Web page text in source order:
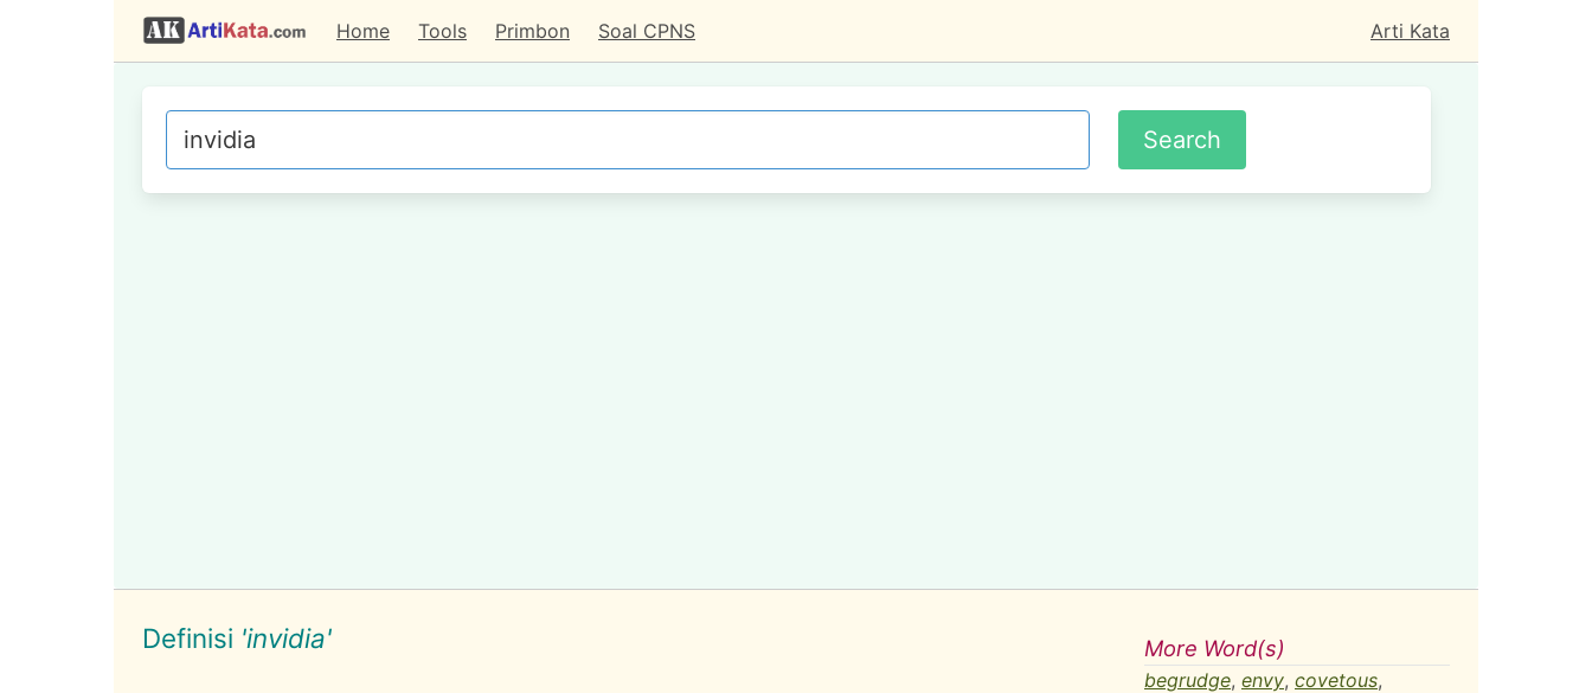
Home Tools Primbon Soal CPNS Arti Kata
Definisi 'invidia' More Word(s)
begrudge, envy, covetous,